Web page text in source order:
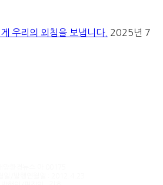
우리의 외침을 보냅니다. 2025년 7